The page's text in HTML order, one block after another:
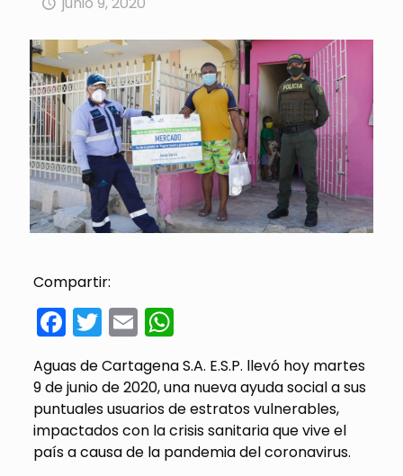
Compartir:
Facebook
Twitter
EmailWhatsApp
Aguas de Cartagena S.A. E.S.P. llevó hoy martes
9 de junio de 2020, una nueva ayuda social a sus
puntuales usuarios de estratos vulnerables,
impactados con la crisis sanitaria que vive el
país a causa de la pandemia del coronavirus.